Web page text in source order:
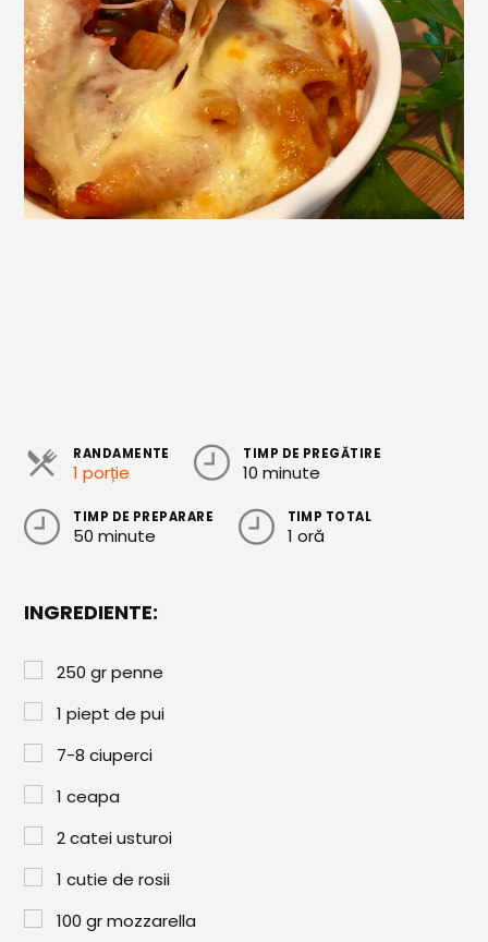
Ceva Dulce
Biscuiți, Bomboane și
Fursecuri
Brioșe și Checuri
Budinci, Jeleuri și Sufleuri
Cheesecake
Conserve
Sirop / Compot
Garnituri
Pâine
Paste & Risotto
Patiserie
Aluaturi Dulci
Aluaturi Sărate
Pizza
Rețete cu Carne
RANDAMENTE
1 porție
TIMP DE PREGĂTIRE
10 minute
TIMP DE PREPARARE
50 minute
TIMP TOTAL
1 oră
INGREDIENTE:
250 gr penne
1 piept de pui
7-8 ciuperci
1 ceapa
2 catei usturoi
1 cutie de rosii
100 gr mozzarella